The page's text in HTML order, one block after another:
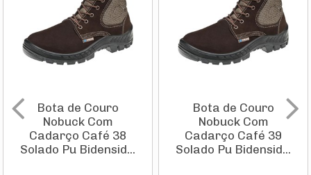
Bota de Couro
Nobuck Com
Cadarço Café 38
Solado Pu Bidensid...
Bota de Couro
Nobuck Com
Cadarço Café 39
Solado Pu Bidensid...